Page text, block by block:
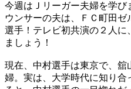
今週はＪリーガー夫婦を学
ウンサーの夫は、ＦＣ町田
選手！テレビ初共演の２人
ましょう！
現在、中村選手は東京で、
婦。実は、大学時代に知り